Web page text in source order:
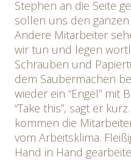
Stephen an die Seite
sollen uns den
Andere Mitarbeiter
wir tun und legen
Schrauben und
dem Saubermachen
wieder ein “Engel” mit
“Take this”, sagt er
kommen die
vom Arbeitsklima.
Hand in Hand